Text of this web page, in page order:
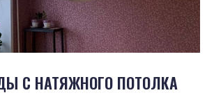
С НАТЯЖНОГО ПОТОЛКА